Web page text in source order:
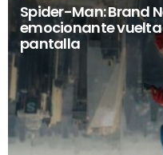
Spider-Man: Brand
emocionante
pantalla